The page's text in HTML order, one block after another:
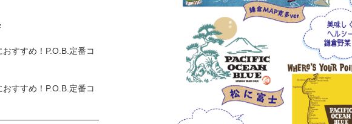
すすめ！P.O.B.定番コ
すすめ！P.O.B.定番コ